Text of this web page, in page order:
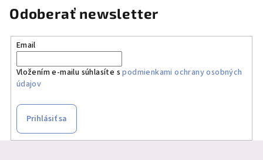
Odoberať newsletter
Email
Vložením e-mailu súhlasíte spodmienkami ochrany osobných
údajov
Prihlásiť sa